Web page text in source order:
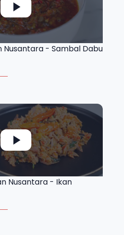
Nusantara - Sambal Dabu
Nusantara - Ikan